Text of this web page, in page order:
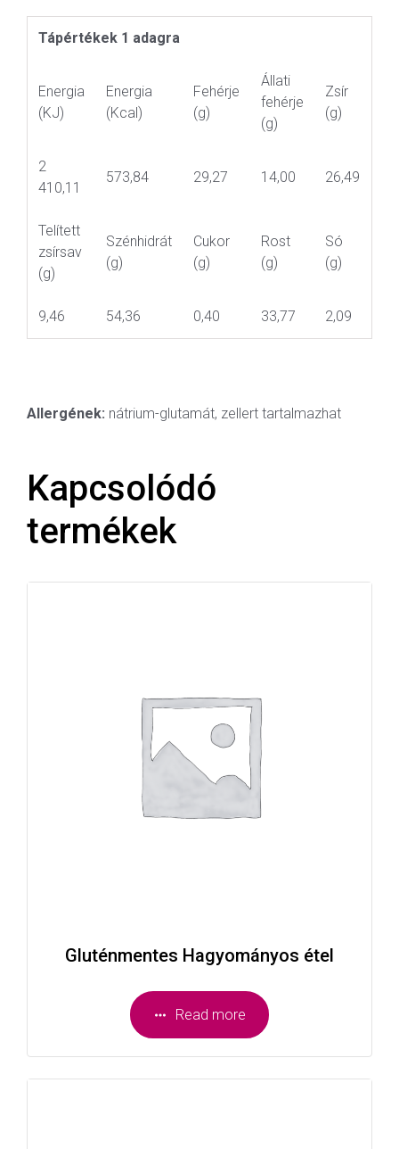
Tápértékek 1 adagra
Energia
(KJ)
Energia
(Kcal)
Fehérje
(g)
Állati
fehérje
(g)
Zsír
(g)
2
410,11
573,84 29,27 14,00 26,49
Telített
zsírsav
(g)
Szénhidrát
(g)
Cukor
(g)
Rost
(g)
Só
(g)
9,46 54,36 0,40 33,77 2,09
Allergének: nátrium-glutamát, zellert tartalmazhat
Kapcsolódó
termékek
Gluténmentes Hagyományos étel
Read more